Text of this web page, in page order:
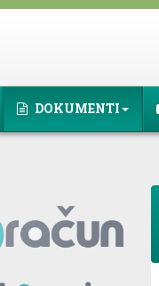
DOKUMENTI